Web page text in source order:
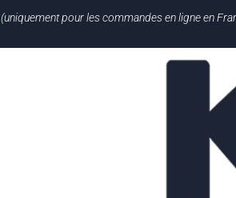
(uniquement pour les commandes en ligne en